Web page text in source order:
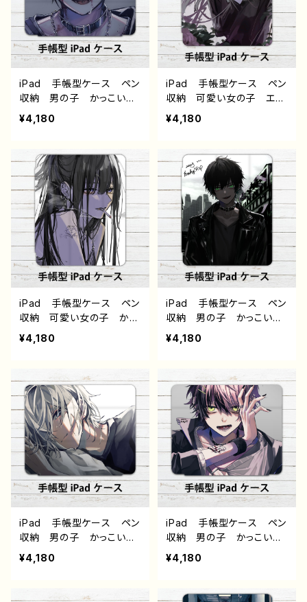
ザイン グッズ タイトル：
黒野京 デザイン70 作：黒
野京
ザイン グッズ タイトル：
黒野京 デザイン82 作：黒
野京
iPad 手帳型ケース ペン
収納 男の子 かっこい
い イケメン 少年 おし
ゃれ メンズ エモい 病
ンデレ 黒髪 ピアス ア
イパッドカバー 個性的
おすすめ 人気 イラスト
レーター クリエイター
絵師 オリジナル デザイ
ン グッズ タイトル：黒野
京 デザイン81 作：黒野京
¥4,180
iPad 手帳型ケース ペン
収納 可愛い女の子 エモ
い 病みかわいい メンヘ
ラ ヤンデレ ロングヘ
性的 おすすめ 人気 イ
ラストレーター クリエイタ
ー 絵師 オリジナル デ
ザイン グッズ タイトル：
黒野京 デザイン80 作：黒
野京
¥4,180
iPad 手帳型ケース ペン
収納 可愛い女の子 かっ
こいい女子 エモい 病み
かわいい メンヘラ ヤン
ゥー タバコ アイパッドカ
バー 個性的 おすすめ
人気 イラストレーター
クリエイター 絵師 オリ
ジナル デザイン グッ
ズ タイトル：黒野京 デザイ
ン79 作：黒野京
¥4,180
iPad 手帳型ケース ペン
収納 男の子 かっこい
い イケメン 少年 おし
ゃれ メンズ エモい 病
ンデレ 黒髪 ピアス ア
イパッドカバー 個性的
おすすめ 人気 イラスト
レーター クリエイター
絵師 オリジナル デザイ
ン グッズ タイトル：黒野
京 デザイン78 作：黒野京
¥4,180
iPad 手帳型ケース ペン
収納 男の子 かっこい
い イケメン 少年 おし
ゃれ メンズ エモい 病
ンデレ 銀髪 白髪 アイ
¥4,180
iPad 手帳型ケース ペン
収納 男の子 かっこい
い イケメン 少年 おし
ゃれ メンズ エモい 病
ンデレ 黒髪 ピアス 指
¥4,180